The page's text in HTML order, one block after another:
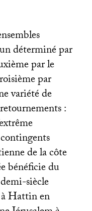
déterminé par
par le
par
variété de
:
de la côte
bénéficie du
siècle
Hattin en